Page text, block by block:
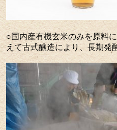
○国内産有機玄米のみを原料
えて古式醸造により、長期発